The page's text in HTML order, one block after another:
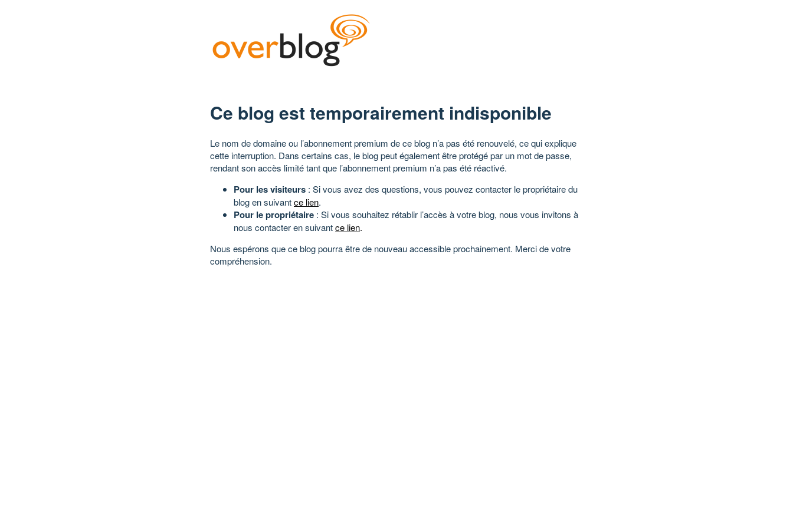
Ce blog est temporairement indisponible
Le nom de domaine ou l’abonnement premium de ce blog n’a pas été renouvelé, ce qui explique
cette interruption. Dans certains cas, le blog peut également être protégé par un mot de passe,
rendant son accès limité tant que l’abonnement premium n’a pas été réactivé.
Pour les visiteurs : Si vous avez des questions, vous pouvez contacter le propriétaire du
blog en suivantce lien.
Pour le propriétaire : Si vous souhaitez rétablir l’accès à votre blog, nous vous invitons à
nous contacter en suivantce lien.
Nous espérons que ce blog pourra être de nouveau accessible prochainement. Merci de votre
compréhension.